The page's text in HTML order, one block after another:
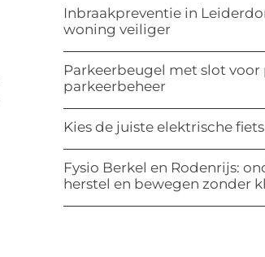
Inbraakpreventie in
woning veiliger
Parkeerbeugel met slot voor
parkeerbeheer
Kies de juiste elektrische fiets
Fysio Berkel en Rodenrijs:
herstel en bewegen zonder